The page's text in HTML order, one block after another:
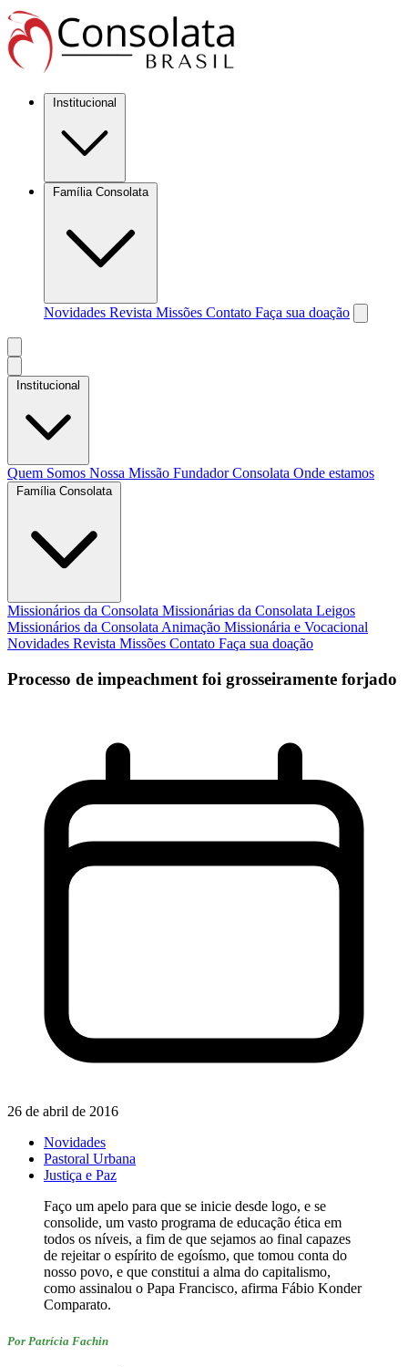
Institucional
Família Consolata
Novidades Revista Missões Contato Faça sua doação
Institucional
Quem Somos Nossa Missão FundadorConsolata Onde estamos
Família Consolata
Missionários da Consolata Missionárias da Consolata Leigos
Missionários da Consolata Animação Missionária e Vocacional
Novidades Revista Missões Contato Faça sua doação
Processo de impeachment foi grosseiramente forjado
26 de abril de 2016
Novidades
Pastoral Urbana
Justiça e Paz
Faço um apelo para que se inicie desde logo, e se
consolide, um vasto programa de educação ética em
todos os níveis, a fim de que sejamos ao final capazes
de rejeitar o espírito de egoísmo, que tomou conta do
nosso povo, e que constitui a alma do capitalismo,
como assinalou o Papa Francisco, afirma Fábio Konder
Comparato.
Por Patrícia Fachin